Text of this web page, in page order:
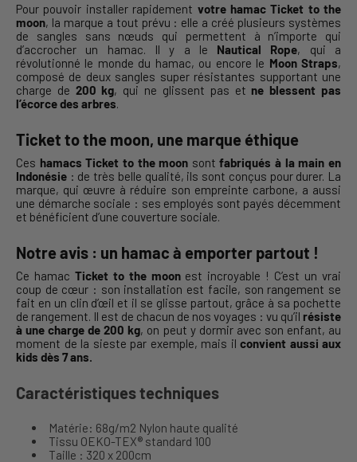
Pour pouvoir installer rapidement votre hamac Ticket to the
moon, la marque a tout prévu : elle a créé plusieurs systèmes
de sangles sans nœuds qui permettent à n’importe qui
d’accrocher un hamac. Il y a le Nautical Rope, qui a
révolutionné le monde du hamac, ou encore le Moon Straps,
composé de deux sangles super résistantes supportant une
charge de 200 kg, qui ne glissent pas et ne blessent pas
l’écorce des arbres.
Ticket to the moon, une marque éthique
Ces hamacs Ticket to the moon sontfabriqués à la main en
Indonésie : de très belle qualité, ils sont conçus pour durer. La
marque, qui œuvre à réduire son empreinte carbone, a aussi
une démarche sociale : ses employés sont payés décemment
et bénéficient d’une couverture sociale.
Notre avis : un hamac à emporter partout !
Ce hamac Ticket to the moonest incroyable ! C’est un vrai
coup de cœur : son installation est facile, son rangement se
fait en un clin d’œil et il se glisse partout, grâce à sa pochette
de rangement. Il est de chacun de nos voyages : vu qu’il résiste
à une charge de 200 kg, on peut y dormir avec son enfant, au
moment de la sieste par exemple, mais il convient aussi aux
kids dès 7 ans.
Caractéristiques techniques
Matérie: 68g/m2 Nylon haute qualité
Tissu OEKO-TEX® standard 100
Taille : 320 x 200cm